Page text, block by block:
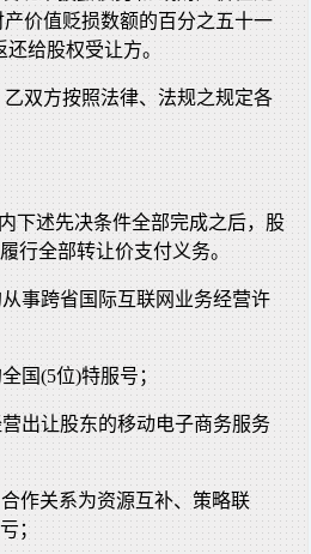
价值贬损数额的百分之五十一
还给股权受让方。
双方按照法律、法规之规定各
下述先决条件全部完成之后，股
行全部转让价支付义务。
事跨省国际互联网业务经营许
国(5位)特服号；
出让股东的移动电子商务服务
作关系为资源互补、策略联
；